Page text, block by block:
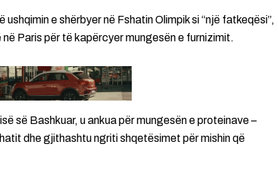
e shërbyer në Fshatin Olimpik si “një fatkeqësi”,
Paris për të kapërcyer mungesën e furnizimit.
së Bashkuar, u ankua për mungesën e proteinave –
dhe gjithashtu ngriti shqetësimet për mishin që